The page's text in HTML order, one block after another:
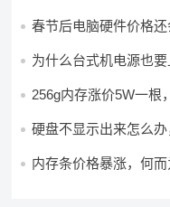
春节后电脑硬件价格还
为什么台式机电源也
256g内存涨价5W一根
硬盘不显示出来怎么
内存条价格暴涨，何而